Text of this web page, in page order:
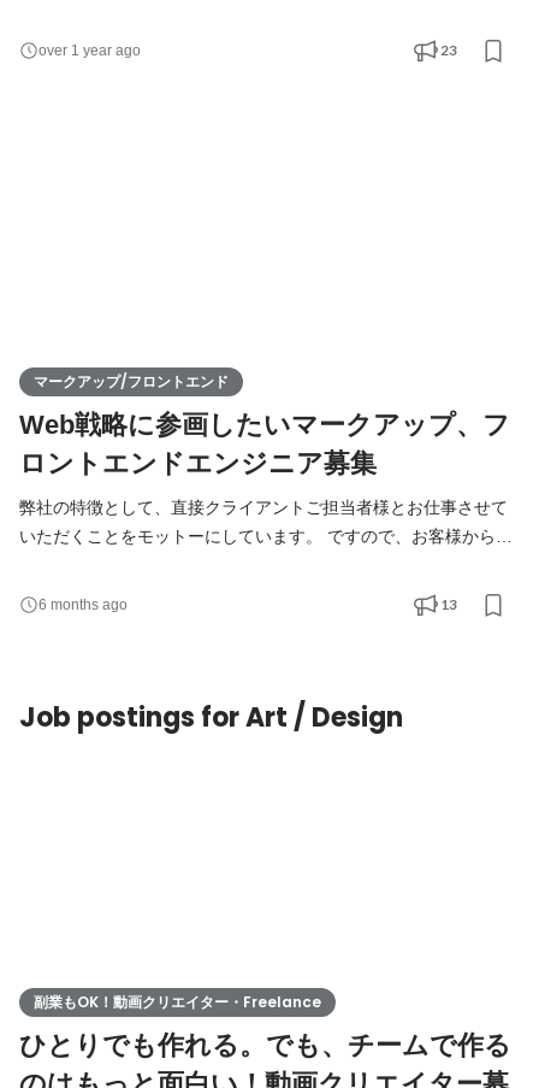
を目指したい方は大歓迎です！！ いま私たちは世の中にいい影響
を与えるようなウェブ開発に受託で携わることを目指して、 PWA
over 1 year ago 23
マークアップ/フロントエンド
Web戦略に参画したいマークアップ、フ
ロントエンドエンジニア募集
弊社の特徴として、直接クライアントご担当者様とお仕事させて
いただくことをモットーにしています。 ですので、お客様から
計・構築・運用を一貫してご依頼いただくことが多くあります。
そのような中で、TAM大阪では、弊社お客様のWeb戦略に参画し
6 months ago 13
Job postings for Art / Design
副業もOK！動画クリエイター・Freelance
ひとりでも作れる。でも、チームで作る